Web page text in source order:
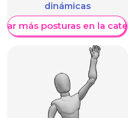
dinámicas
más posturas en la